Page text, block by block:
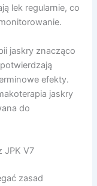
lek regularnie, co
jaskry znacząco
efekty.
jaskry
do
JPK V7
zasad